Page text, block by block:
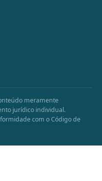
meramente
jurídico individual.
com o Código de